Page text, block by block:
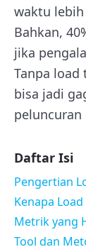
waktu
Bahkan,
jika
Tanpa
bisa jadi
Daftar Isi
Pengertian
Kenapa
Metrik yang
Tool dan